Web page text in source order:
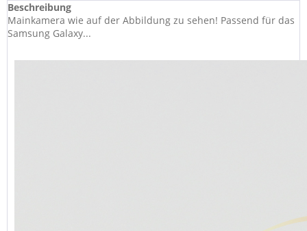
Beschreibung
Mainkamera wie auf der Abbildung zu sehen! Passend für das
Samsung Galaxy...